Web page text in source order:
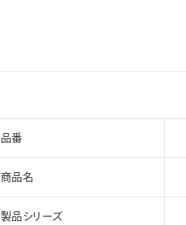
品番
商品名
製品シリーズ